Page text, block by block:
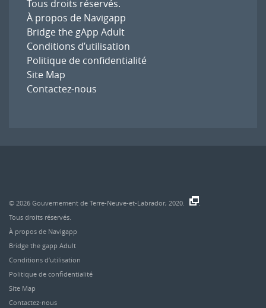
Tous droits réservés.
À propos de Navigapp
Bridge the gApp Adult
Conditions d’utilisation
Politique de confidentialité
Site Map
Contactez-nous
© 2026 Gouvernement de Terre-Neuve-et-Labrador, 2020.
Tous droits réservés.
À propos de Navigapp
Bridge the gapp Adult
Conditions d’utilisation
Politique de confidentialité
Site Map
Contactez-nous